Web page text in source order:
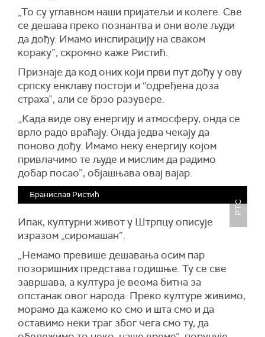
„То су углавном наши пријатељи и колеге. Све
се дешава преко познантва и они воле људи
да дођу. Имамо инспирацију на сваком
кораку”, скромно каже Ристић.
Признаје да код оних који први пут дођу у ову
српску енклаву постоји и “одређена доза
страха”, али се брзо разувере.
„Када виде ову енергију и атмосферу, онда се
врло радо враћају. Онда једва чекају да
поново дођу. Имамо неку енергију којом
привлачимо те људе и мислим да радимо
добар посао”, објашњава овај вајар.
Бранислав Ристић
РТС
Ипак, културни живот у Штрпцу описује
изразом „сиромашан”.
„Немамо превише дешавања осим пар
позоришних представа годишње. Ту се све
завршава, а култура је веома битна за
опстанак овог народа. Преко културе живимо,
морамо да кажемо ко смо и шта смо и да
оставимо неки траг због чега смо ту, да